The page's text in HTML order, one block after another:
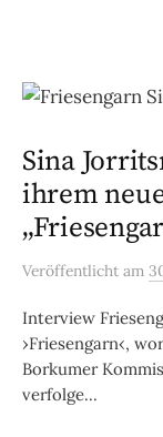
Sina
ihrem
Veröffentlicht am
Interview
›Friesengarn‹,
Borkumer
verfolge...